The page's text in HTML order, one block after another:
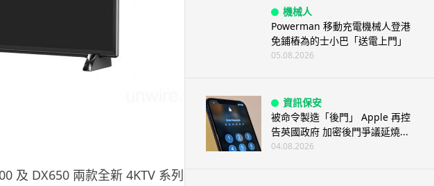
及 DX650 兩款全新 4KTV 系列，
機械人
Powerman 移動充電機械人登港
免鋪樁為的士小巴「送電上門」
05.08.2026
資訊保安
被命令製造「後門」 Apple 再控
告英國政府 加密後門爭議延燒...
04.08.2026